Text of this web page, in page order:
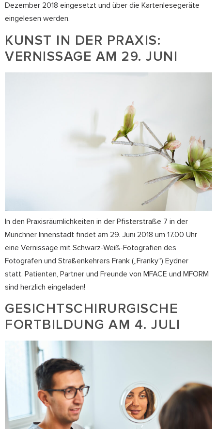
Dezember 2018 eingesetzt und über die Kartenlesegeräte
eingelesen werden.
KUNST IN DER PRAXIS:
VERNISSAGE AM 29. JUNI
In den Praxisräumlichkeiten in der Pfisterstraße 7 in der
Münchner Innenstadt findet am 29. Juni 2018 um 17.00 Uhr
eine Vernissage mit Schwarz-Weiß-Fotografien des
Fotografen und Straßenkehrers Frank („Franky“) Eydner
statt. Patienten, Partner und Freunde von MFACE und MFORM
sind herzlich eingeladen!
GESICHTSCHIRURGISCHE
FORTBILDUNG AM 4. JULI